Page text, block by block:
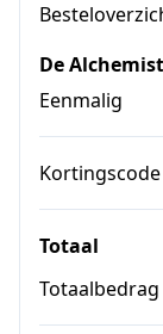
De
Eenmalig
Kortingscode
Totaal